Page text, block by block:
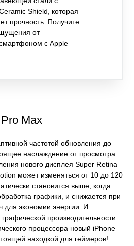
Shield, которая
прочность. Получите
от
с Apple
Max
частотой обновления до
наслаждение от просмотра
нового дисплея Super Retina
может изменяться от 10 до 120
становится выше, когда
графики, и снижается при
для экономии энергии. И
производительности
процессора новый iPhone
находкой для геймеров!